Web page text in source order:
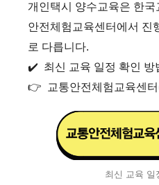
개인택시 양수교육은 한
안전체험교육센터에서 진
로 다릅니다.
✔️ 최신 교육 일정 확인 방
👉 교통안전체험교육센
최신 교육 일